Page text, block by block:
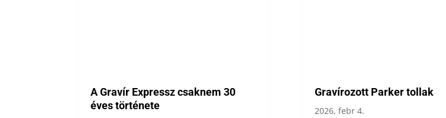
A Gravír Expressz csaknem 30
éves története
Gravírozott Parker tollak
2026, febr 4.